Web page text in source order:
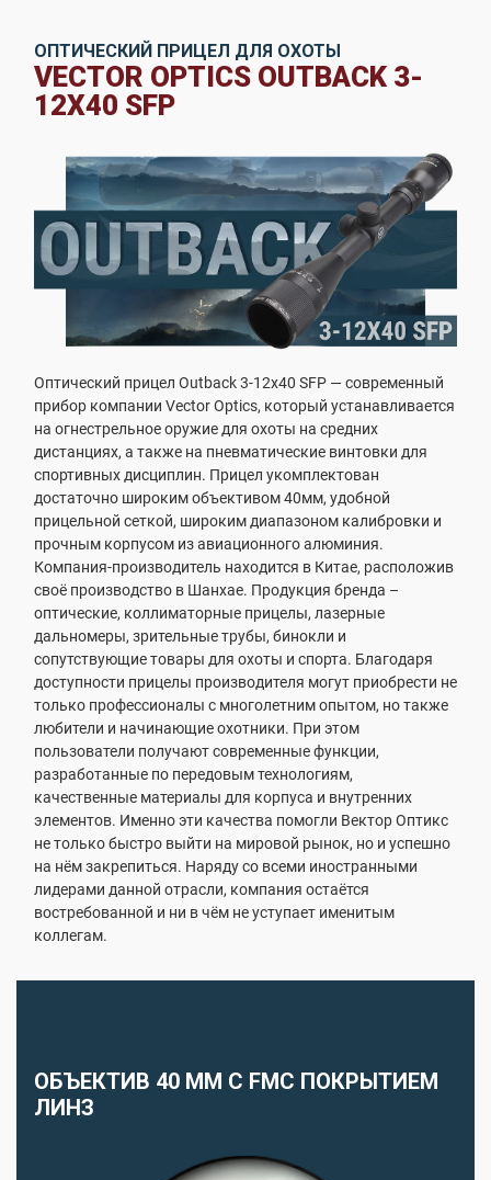
ОПТИЧЕСКИЙ ПРИЦЕЛ ДЛЯ ОХОТЫ
VECTOR OPTICS OUTBACK 3-
12X40 SFP
Оптический прицел Outback 3-12x40 SFP — современный
прибор компании Vector Optics, который устанавливается
на огнестрельное оружие для охоты на средних
дистанциях, а также на пневматические винтовки для
спортивных дисциплин. Прицел укомплектован
достаточно широким объективом 40мм, удобной
прицельной сеткой, широким диапазоном калибровки и
прочным корпусом из авиационного алюминия.
Компания-производитель находится в Китае, расположив
своё производство в Шанхае. Продукция бренда –
оптические, коллиматорные прицелы, лазерные
дальномеры, зрительные трубы, бинокли и
сопутствующие товары для охоты и спорта. Благодаря
доступности прицелы производителя могут приобрести не
только профессионалы с многолетним опытом, но также
любители и начинающие охотники. При этом
пользователи получают современные функции,
разработанные по передовым технологиям,
качественные материалы для корпуса и внутренних
элементов. Именно эти качества помогли Вектор Оптикс
не только быстро выйти на мировой рынок, но и успешно
на нём закрепиться. Наряду со всеми иностранными
лидерами данной отрасли, компания остаётся
востребованной и ни в чём не уступает именитым
коллегам.
ОБЪЕКТИВ 40 ММ С FMC ПОКРЫТИЕМ
ЛИНЗ